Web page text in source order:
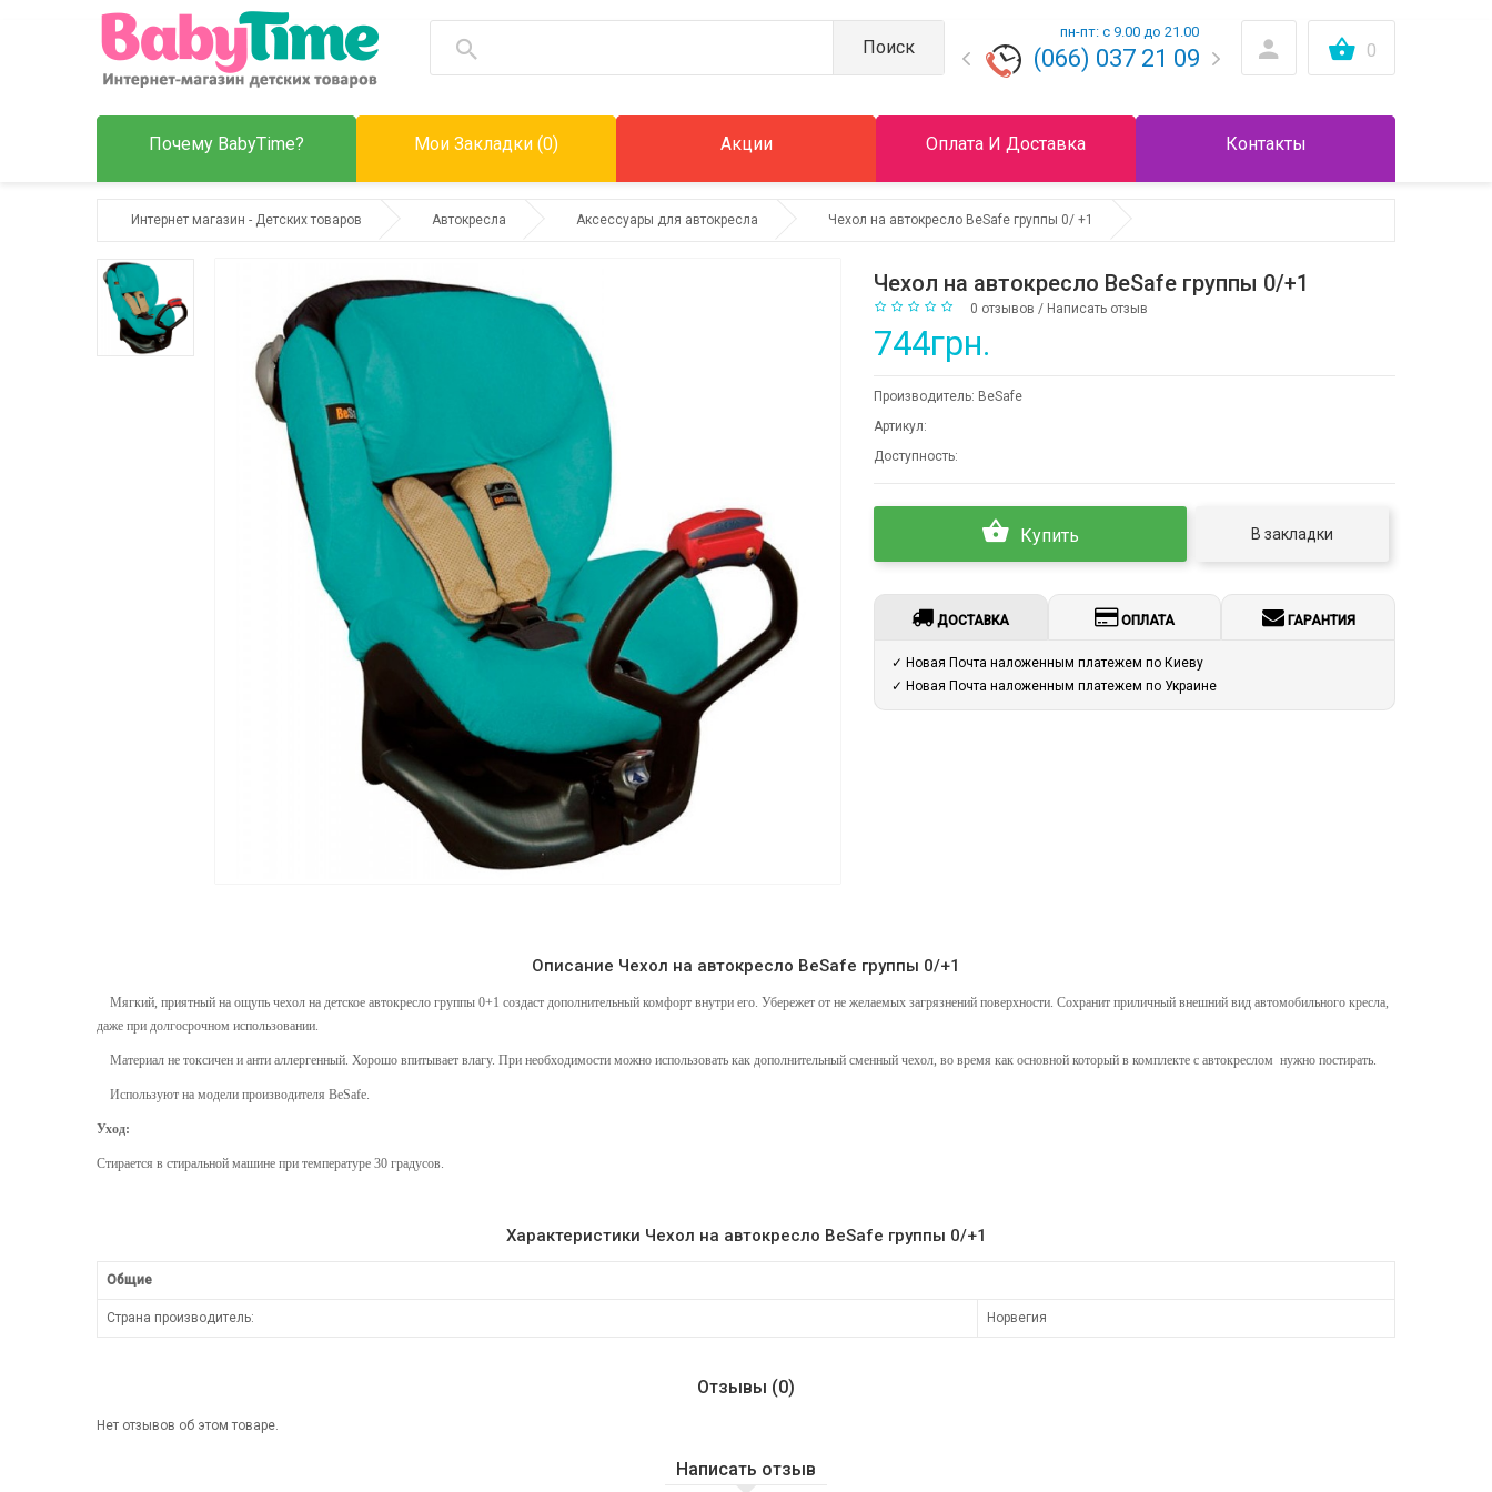
0
Поиск
пн-пт: с 9.00 до 21.00
(066) 037 21 09
Почему BabyTime? Мои Закладки (0) Акции Оплата И Доставка Контакты
Интернет магазин - Детских товаров Автокресла Аксессуары для автокресла Чехол на автокресло BeSafe группы 0/ +1
Чехол на автокресло BeSafe группы 0/+1
0 отзывов / Написать отзыв
744грн.
Производитель: BeSafe
Артикул:
Доступность:
Купить В закладки
ДОСТАВКА ОПЛАТА ГАРАНТИЯ
✓ Новая Почта наложенным платежем по Киеву
✓ Новая Почта наложенным платежем по Украине
Описание Чехол на автокресло BeSafe группы 0/+1
Мягкий, приятный на ощупь чехол на детское автокресло группы 0+1 создаст дополнительный комфорт внутри его. Убережет от не желаемых загрязнений поверхности. Сохранит приличный внешний вид автомобильного кресла,
даже при долгосрочном использовании.
Материал не токсичен и анти аллергенный. Хорошо впитывает влагу. При необходимости можно использовать как дополнительный сменный чехол, во время как основной который в комплекте с автокреслом нужно постирать.
Используют на модели производителя BeSafe.
Уход:
Стирается в стиральной машине при температуре 30 градусов.
Характеристики Чехол на автокресло BeSafe группы 0/+1
Общие
Страна производитель: Норвегия
Отзывы (0)
Нет отзывов об этом товаре.
Написать отзыв